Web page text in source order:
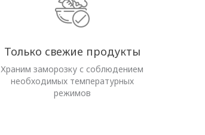
Только свежие продукты
Храним заморозку с соблюдением
необходимых температурных
режимов